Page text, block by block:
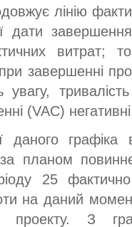
лінію
дати
витрат;
завершенні
увагу,
(VAC)
даного графіка
за планом
25
на даний
проекту. З